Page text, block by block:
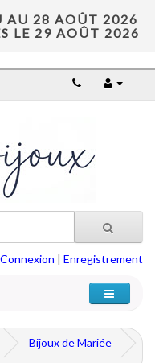
AU 28 AOÛT 2026
LE 29 AOÛT 2026
Connexion | Enregistrement
Bijoux de Mariée